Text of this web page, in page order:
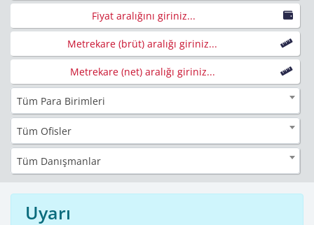
Fiyat aralığını giriniz...
Metrekare (brüt) aralığı giriniz...
Metrekare (net) aralığı giriniz...
Tüm Para Birimleri
Tüm Ofisler
Tüm Danışmanlar
Uyarı